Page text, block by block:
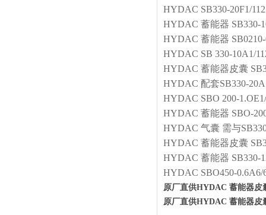
HYDAC SB330-20F1/
HYDAC 蓄能器 SB330-
HYDAC 蓄能器
HYDAC SB 330-10A1/
HYDAC 蓄能器皮囊
HYDAC 配套SB330-
HYDAC SBO 200-
HYDAC 蓄能器 SBO-
HYDAC 气囊 需与
HYDAC 蓄能器皮囊
HYDAC 蓄能器 SB330-
HYDAC SBO450-
原厂直供HYDAC 蓄能器皮
原厂直供HYDAC 蓄能器皮